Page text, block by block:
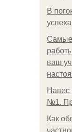
В
Самые
ваш
Навес
№1.
Как